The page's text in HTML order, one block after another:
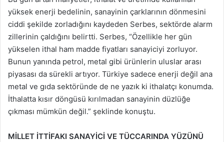
yüksek enerji bedelinin, sanayinin çarklarının dönmesini
ciddi şekilde zorladığını kaydeden Serbes, sektörde alarm
zillerinin çaldığını belirtti. Serbes, “Özellikle her gün
yükselen ithal ham madde fiyatları sanayiciyi zorluyor.
Bunun yanında petrol, metal gibi ürünlerin uluslar arası
piyasası da sürekli artıyor. Türkiye sadece enerji değil ana
metal ve gıda sektöründe de ne yazık ki ithalatçı konumda.
İthalatta kısır döngüsü kırılmadan sanayinin düzlüğe
çıkması mümkün değil.” şeklinde konuştu.
MİLLET İTTİFAKI SANAYİCİ VE TÜCCARINDA YÜZÜNÜ